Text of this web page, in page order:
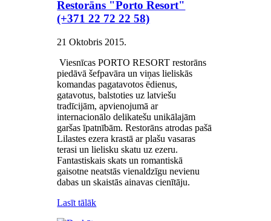
Restorāns "Porto Resort"
(+371 22 72 22 58)
21 Oktobris 2015.
Viesnīcas PORTO RESORT restorāns
piedāvā šefpavāra un viņas lieliskās
komandas pagatavotos ēdienus,
gatavotus, balstoties uz latviešu
tradīcijām, apvienojumā ar
internacionālo delikatešu unikālajām
garšas īpatnībām. Restorāns atrodas pašā
Lilastes ezera krastā ar plašu vasaras
terasi un lielisku skatu uz ezeru.
Fantastiskais skats un romantiskā
gaisotne neatstās vienaldzīgu nevienu
dabas un skaistās ainavas cienītāju.
Lasīt tālāk